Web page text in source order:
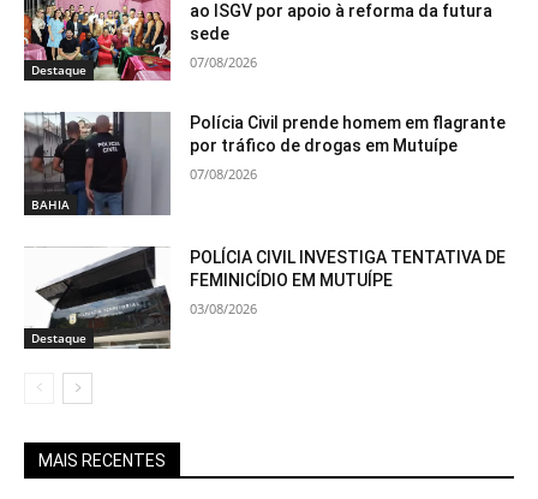
Destaque
ao ISGV por apoio à reforma da futura
sede
07/08/2026
BAHIA
Polícia Civil prende homem em flagrante
por tráfico de drogas em Mutuípe
07/08/2026
Destaque
POLÍCIA CIVIL INVESTIGA TENTATIVA DE
FEMINICÍDIO EM MUTUÍPE
03/08/2026
MAIS RECENTES